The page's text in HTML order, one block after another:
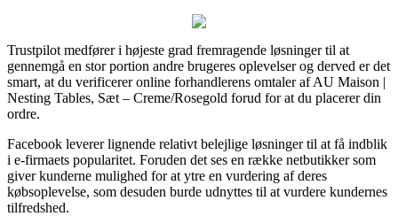
Trustpilot medfører i højeste grad fremragende løsninger til at
gennemgå en stor portion andre brugeres oplevelser og derved er det
smart, at du verificerer online forhandlerens omtaler af AU Maison |
Nesting Tables, Sæt – Creme/Rosegold forud for at du placerer din
ordre.
Facebook leverer lignende relativt belejlige løsninger til at få indblik
i e-firmaets popularitet. Foruden det ses en række netbutikker som
giver kunderne mulighed for at ytre en vurdering af deres
købsoplevelse, som desuden burde udnyttes til at vurdere kundernes
tilfredshed.